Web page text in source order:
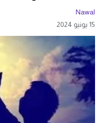
Nawal
15 يونيو 2024